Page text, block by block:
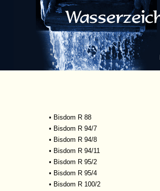
• Bisdom Gent, R 94/6
•Bisdom Gent, R 97/3
•Bisdom Gent, R 100/1
•Bisdom Gent, R 100/4
•Bisdom Gent, R 100/8
•Bisdom Gent, R 100/9
•Bisdom Gent, Reeks S 57
• Bisdom R 88
• Bisdom R 94/7
• Bisdom R 94/8
• Bisdom R 94/11
• Bisdom R 95/2
• Bisdom R 95/4
• Bisdom R 100/2